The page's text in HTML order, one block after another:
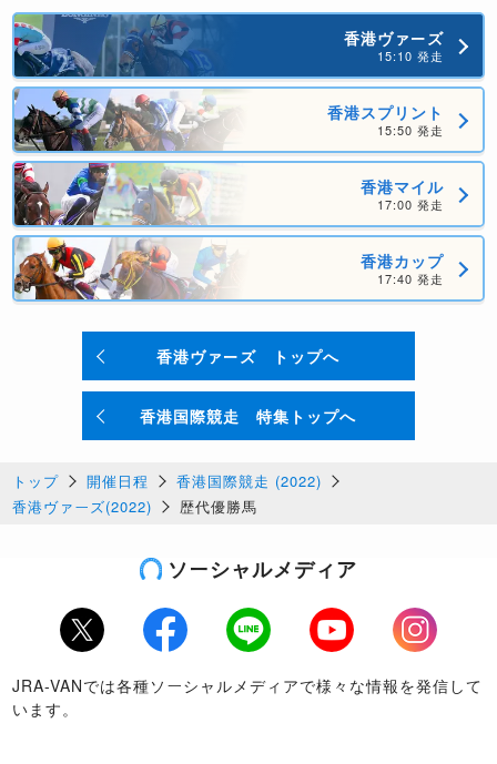
香港ヴァーズ
15:10 発走
香港スプリント
15:50 発走
香港マイル
17:00 発走
香港カップ
17:40 発走
香港ヴァーズ トップへ
香港国際競走 特集トップへ
トップ 開催日程
香港国際競走 (2022)
香港ヴァーズ(2022)
歴代優勝馬
ソーシャルメディア
Twitter Facebook LINE Youtube
Instagram
JRA-VANでは各種ソーシャルメディアで様々な情報を発信して
います。